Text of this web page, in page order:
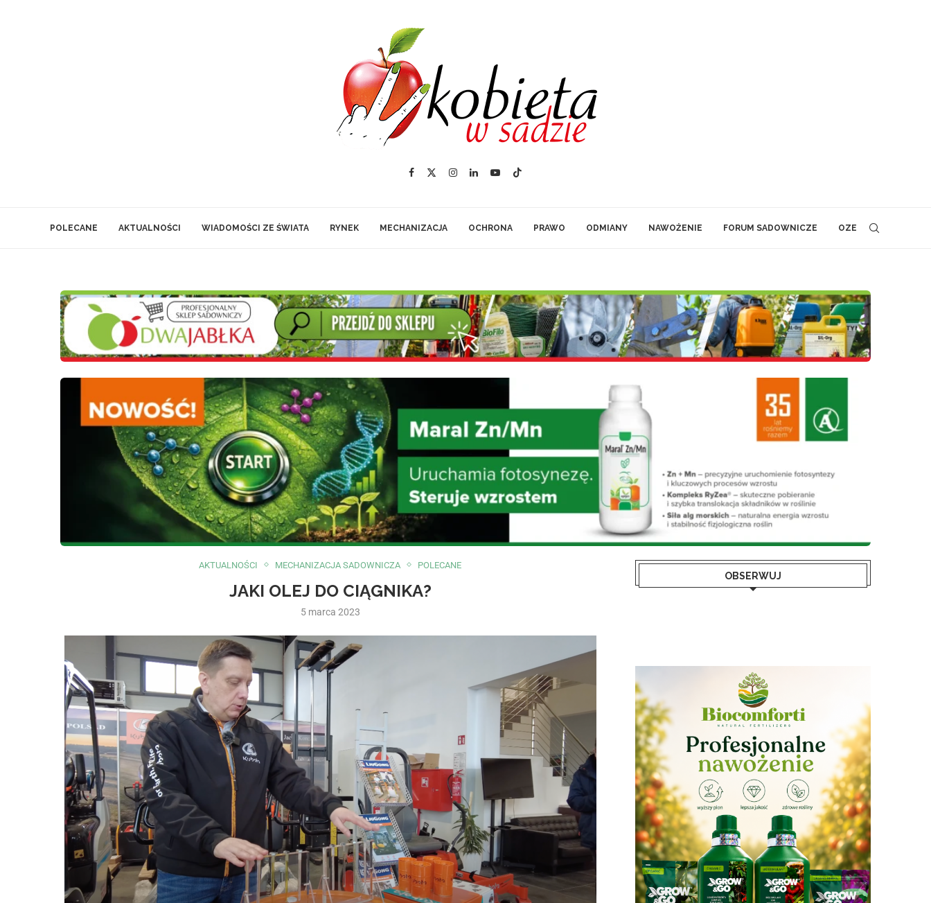
POLECANE AKTUALNOŚCI WIADOMOŚCI ZE ŚWIATA RYNEK MECHANIZACJA OCHRONA PRAWO ODMIANY NAWOŻENIE FORUM SADOWNICZE OZE
AKTUALNOŚCI MECHANIZACJA SADOWNICZA POLECANE
JAKI OLEJ DO CIĄGNIKA?
5 marca 2023
OBSERWUJ